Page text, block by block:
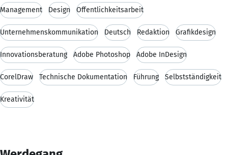
Management Design Öffentlichkeitsarbeit
Unternehmenskommunikation Deutsch Redaktion Grafikdesign
Innovationsberatung Adobe Photoshop Adobe InDesign
CorelDraw Technische Dokumentation Führung Selbstständigkeit
Kreativität